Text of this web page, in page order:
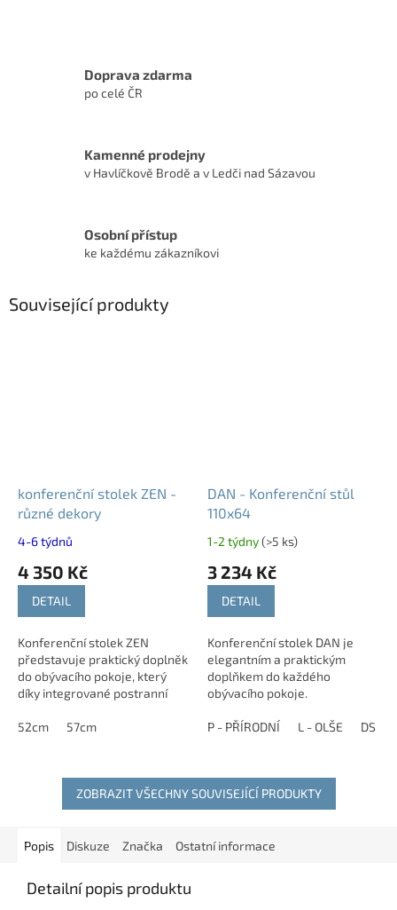
Doprava zdarma
po celé ČR
Kamenné prodejny
v Havlíčkově Brodě a v Ledči nad Sázavou
Osobní přístup
ke každému zákazníkovi
Související produkty
konferenční stolek ZEN -
různé dekory
4-6 týdnů
4 350 Kč
DETAIL
Konferenční stolek ZEN
představuje praktický doplněk
do obývacího pokoje, který
díky integrované postranní
přístup k drobnostem. U stolku
52cm 57cm
DAN - Konferenční stůl
110x64
1-2 týdny(>5 ks)
3 234 Kč
DETAIL
Konferenční stolek DAN je
elegantním a praktickým
doplňkem do každého
obývacího pokoje.
P - PŘÍRODNÍ L - OLŠE DS -
ZOBRAZIT VŠECHNY SOUVISEJÍCÍ PRODUKTY
Popis Diskuze Značka Ostatní informace
Detailní popis produktu